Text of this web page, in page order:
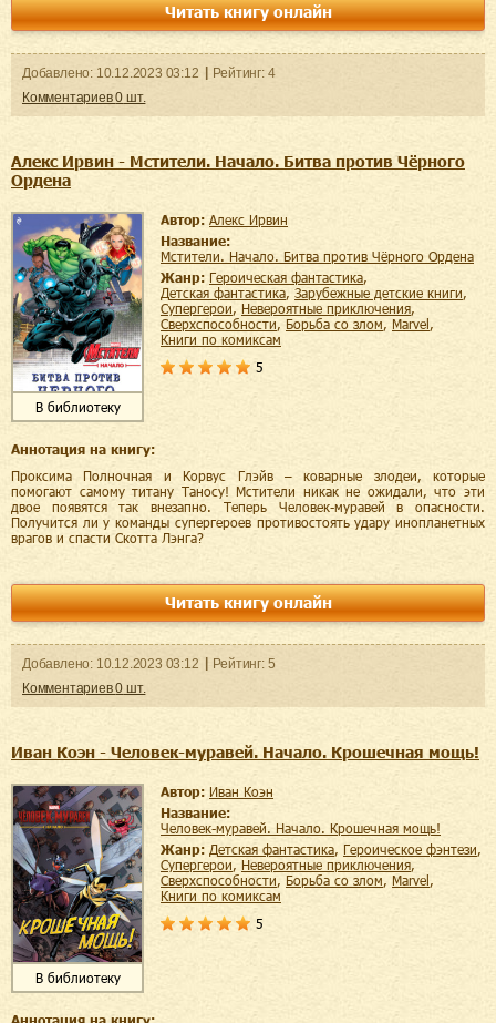
Читать книгу онлайн
Добавленo: 10.12.2023 03:12 Рейтинг: 4
Комментариев0 шт.
Алекс Ирвин - Мстители. Начало. Битва против Чёрного
Ордена
В библиотеку
Автор:
Алекс Ирвин
Название:
Мстители. Начало. Битва против Чёрного Ордена
Жанр:
героическая фантастика,
детская фантастика, зарубежные детские книги,
супергерои, невероятные приключения,
сверхспособности, борьба со злом, Marvel ,
книги по комиксам
5
Аннотация на книгу:
Проксима Полночная и Корвус Глэйв – коварные злодеи, которые
помогают самому титану Таносу! Мстители никак не ожидали, что эти
двое появятся так внезапно. Теперь Человек-муравей в опасности.
Получится ли у команды супергероев противостоять удару инопланетных
врагов и спасти Скотта Лэнга?
Читать книгу онлайн
Добавленo: 10.12.2023 03:12 Рейтинг: 5
Комментариев0 шт.
Иван Коэн - Человек-муравей. Начало. Крошечная мощь!
В библиотеку
Автор:
Иван Коэн
Название:
Человек-муравей. Начало. Крошечная мощь!
Жанр:
детская фантастика героическое фэнтези
супергерои
невероятные приключения
сверхспособности
борьба со злом Marvel
книги по комиксам
5